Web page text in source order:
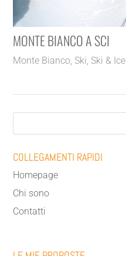
MONTE BIANCO A SCI
Monte Bianco,Ski,Ski & Ice
COLLEGAMENTI RAPIDI
Homepage
Chi sono
Contatti